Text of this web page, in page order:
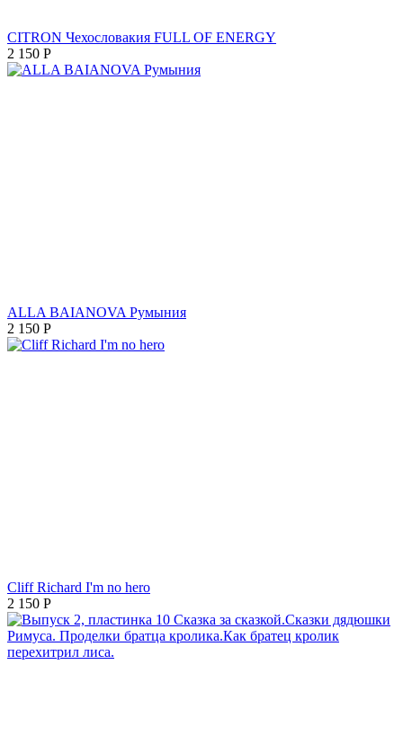
CITRON Чехословакия FULL OF ENERGY
2 150 Р
ALLA BAIANOVA Румыния
2 150 Р
Cliff Richard I'm no hero
2 150 Р